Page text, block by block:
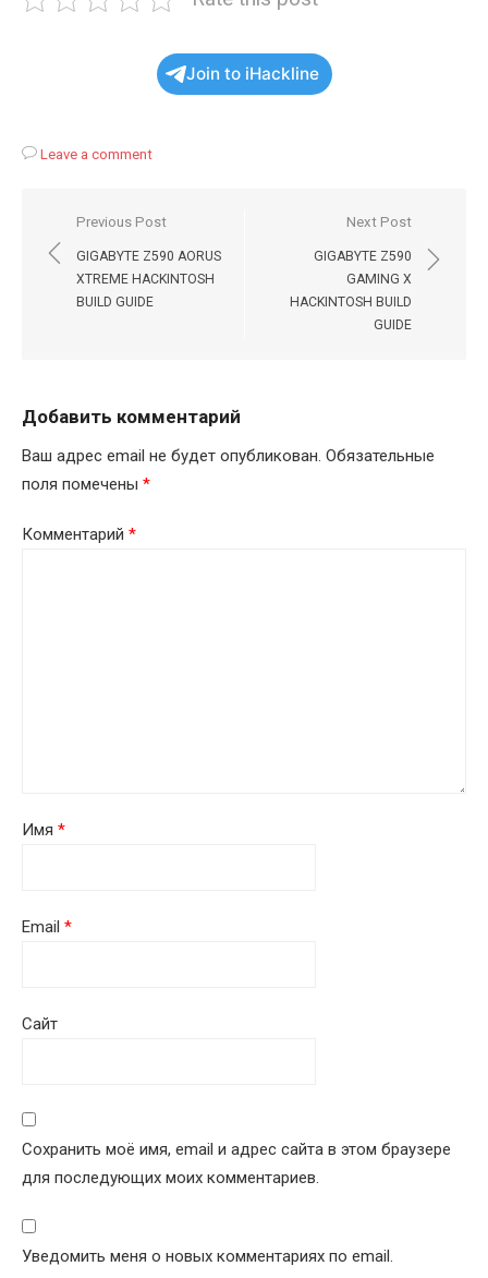
Join to iHackline
Leave a comment
Навигация
по
записям
Previous Post
GIGABYTE Z590 AORUS
XTREME HACKINTOSH
BUILD GUIDE
Next Post
GIGABYTE Z590
GAMING X
HACKINTOSH BUILD
GUIDE
Добавить комментарий
Ваш адрес email не будет опубликован. Обязательные
поля помечены *
Комментарий *
Имя *
Email *
Сайт
Сохранить моё имя, email и адрес сайта в этом браузере
для последующих моих комментариев.
Уведомить меня о новых комментариях по email.